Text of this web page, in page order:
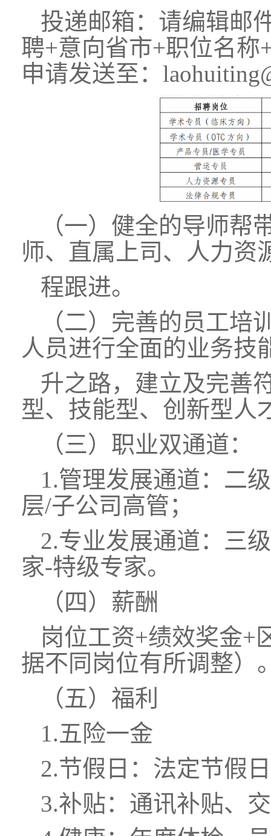
投递邮箱：请编辑邮
聘+意向省市+职位名称
申请发送至：
（一）健全的导师
师、直属上司、人力资
程跟进。
（二）完善的员工
人员进行全面的业务技
升之路，建立及完善
型、技能型、创新型人
（三）职业双通道：
1.管理发展通道：二
层/子公司高管；
2.专业发展通道：三
家-特级专家。
（四）薪酬
岗位工资+绩效奖金+
据不同岗位有所调整）
（五）福利
1.五险一金
2.节假日：法定节假
3.补贴：通讯补贴、